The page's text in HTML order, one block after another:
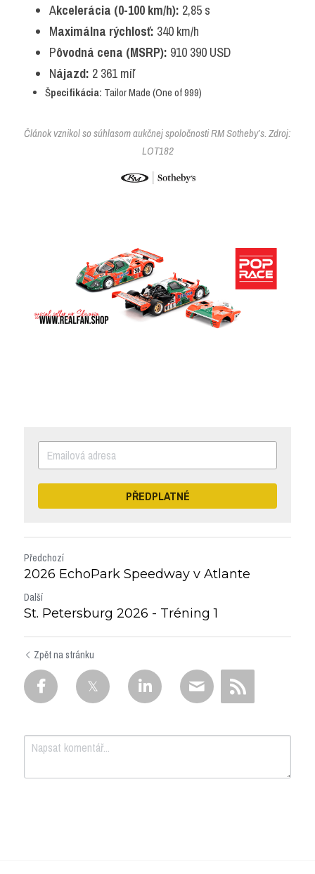
Akcelerácia (0-100 km/h): 2,85 s
Maximálna rýchlosť: 340 km/h
Pôvodná cena (MSRP): 910 390 USD
Nájazd: 2 361 míľ
Špecifikácia: Tailor Made (One of 999)
LOT182
PŘEDPLATNÉ
Předchozí
2026 EchoPark Speedway v Atlante
Další
St. Petersburg 2026 - Tréning 1
Zpět na stránku